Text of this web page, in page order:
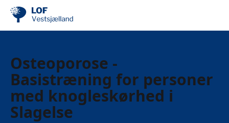
Osteoporose -
Basistræning for personer
med knogleskørhed i
Slagelse